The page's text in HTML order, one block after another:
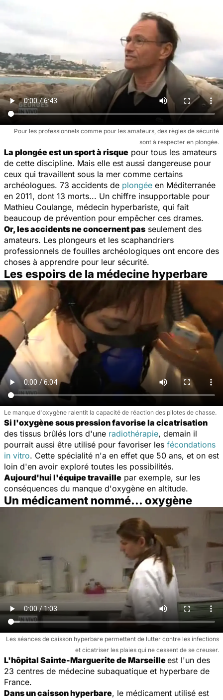
Pour les professionnels comme pour les amateurs, des règles de sécurité
sont à respecter en plongée.
La plongée est un sport à risque pour tous les amateurs
de cette discipline. Mais elle est aussi dangereuse pour
ceux qui travaillent sous la mer comme certains
archéologues. 73 accidents de plongée en Méditerranée
en 2011, dont 13 morts... Un chiffre insupportable pour
Mathieu Coulange, médecin hyperbariste, qui fait
beaucoup de prévention pour empêcher ces drames.
Or, les accidents ne concernent pas seulement des
amateurs. Les plongeurs et les scaphandriers
professionnels de fouilles archéologiques ont encore des
choses à apprendre pour leur sécurité.
Les espoirs de la médecine hyperbare
Le manque d'oxygène ralentit la capacité de réaction des pilotes de chasse.
Si l'oxygène sous pression favorise la cicatrisation
des tissus brûlés lors d'une radiothérapie, demain il
pourrait aussi être utilisé pour favoriser les fécondations
in vitro. Cette spécialité n'a en effet que 50 ans, et on est
loin d'en avoir exploré toutes les possibilités.
Aujourd'hui l'équipe travaille par exemple, sur les
conséquences du manque d'oxygène en altitude.
Un médicament nommé... oxygène
Les séances de caisson hyperbare permettent de lutter contre les infections
et cicatriser les plaies qui ne cessent de se creuser.
L'hôpital Sainte-Marguerite de Marseilleest l'un des
23 centres de médecine subaquatique et hyperbare de
France.
Dans un caisson hyperbare, le médicament utilisé est